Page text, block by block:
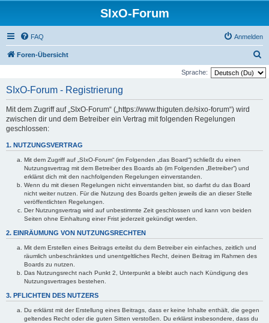
SIxO-Forum
FAQ Anmelden
Foren-Übersicht
u
Sprache:
SIxO-Forum - Registrierung
Mit dem Zugriff auf „SIxO-Forum“ („https://www.thiguten.de/sixo-forum“) wird
zwischen dir und dem Betreiber ein Vertrag mit folgenden Regelungen
geschlossen:
1. NUTZUNGSVERTRAG
Mit dem Zugriff auf „SIxO-Forum“ (im Folgenden „das Board“) schließt du einen
Nutzungsvertrag mit dem Betreiber des Boards ab (im Folgenden „Betreiber“) und
erklärst dich mit den nachfolgenden Regelungen einverstanden.
Wenn du mit diesen Regelungen nicht einverstanden bist, so darfst du das Board
nicht weiter nutzen. Für die Nutzung des Boards gelten jeweils die an dieser Stelle
veröffentlichten Regelungen.
Der Nutzungsvertrag wird auf unbestimmte Zeit geschlossen und kann von beiden
Seiten ohne Einhaltung einer Frist jederzeit gekündigt werden.
2. EINRÄUMUNG VON NUTZUNGSRECHTEN
Mit dem Erstellen eines Beitrags erteilst du dem Betreiber ein einfaches, zeitlich und
räumlich unbeschränktes und unentgeltliches Recht, deinen Beitrag im Rahmen des
Boards zu nutzen.
Das Nutzungsrecht nach Punkt 2, Unterpunkt a bleibt auch nach Kündigung des
Nutzungsvertrages bestehen.
3. PFLICHTEN DES NUTZERS
Du erklärst mit der Erstellung eines Beitrags, dass er keine Inhalte enthält, die gegen
geltendes Recht oder die guten Sitten verstoßen. Du erklärst insbesondere, dass du